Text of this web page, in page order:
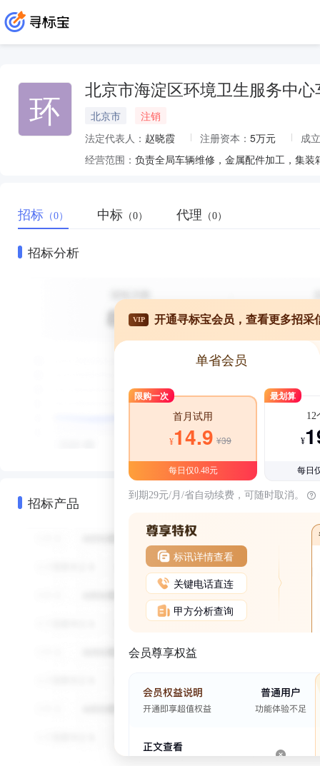
环 北京市海淀区环境卫生服务中心
北京市
注销
法定代表人： 赵晓霞 注册资本： 5万元
成
经营范围： 负责全局车辆维修，金属配件加工，集装
招标 （0） 中标 （0） 代理 （0）
招标分析
招标产品
VIP 开通寻标宝会员，查看更多招采
单省会员
限购一次
首月试用
¥14.9 ¥39
每日仅0.48元
最划算
12
¥
每日
到期29元/月/省自动续费，可随时取消。
标讯详情查看
关键电话直连
甲方分析查询
会员尊享权益